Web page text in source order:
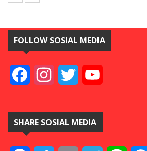
FOLLOW SOSIAL MEDIA
FacebookInstagramTwitter
SHARE SOSIAL MEDIA